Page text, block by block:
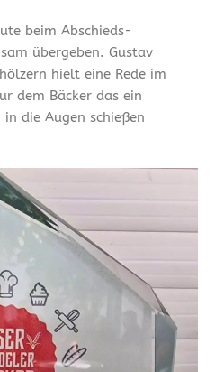
beim Abschieds-
übergeben. Gustav
hielt eine Rede im
dem Bäcker das ein
die Augen schießen